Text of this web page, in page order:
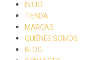
INICIO
TIENDA
MARCAS
QUIÉNES SOMOS
BLOG